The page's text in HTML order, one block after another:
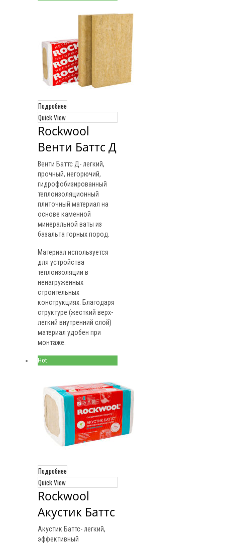
Подробнее
Quick View
Rockwool
Венти Баттс Д
Венти Баттс Д- легкий,
прочный, негорючий,
гидрофобизированный
теплоизоляционный
плиточный материал на
основе каменной
минеральной ваты из
базальта горных пород.
Материал используется
для устройства
теплоизоляции в
ненагруженных
строительных
конструкциях. Благодаря
структуре (жесткий верх-
легкий внутренний слой)
материал удобен при
монтаже.
Hot
Подробнее
Quick View
Rockwool
Акустик Баттс
Акустик Баттс- легкий,
эффективный